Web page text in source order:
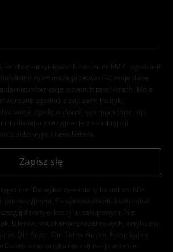
że chcę otrzymywać Newsletter EMP i zgadzam
mbH może przetwarzać moje dane
informacje o swoich produktach. Moje
zgodnie z zapisami
Polityki
swoją zgodę w dowolnym momencie, np.
rezygnację z subskrypcji.
z subskrypcji newslettera.
Zapisz się
Do wykorzystania tylko online. NIe
promocyjnymi. Po wprowadzeniu kodu rabat
w koszyku zakupowym. Nie
biletów, voucherów prezentowych, artykułów:
Die Ärzte, Die Toten Hosen, Feine Sahne
Onkelz oraz artykułów z donacją w cenie.